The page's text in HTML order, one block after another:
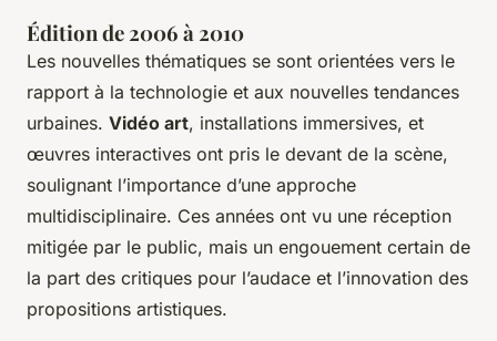
Édition de 2006 à 2010
Les nouvelles thématiques se sont orientées vers le
rapport à la technologie et aux nouvelles tendances
urbaines. Vidéo art, installations immersives, et
œuvres interactives ont pris le devant de la scène,
soulignant l’importance d’une approche
multidisciplinaire. Ces années ont vu une réception
mitigée par le public, mais un engouement certain de
la part des critiques pour l’audace et l’innovation des
propositions artistiques.